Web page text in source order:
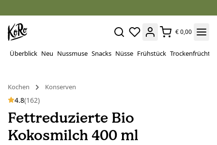
€ 0,00
Überblick Neu Nussmuse Snacks Nüsse Frühstück Trockenfrüchte
Kochen
Konserven
4.8(162)
Fettreduzierte Bio
Kokosmilch 400 ml